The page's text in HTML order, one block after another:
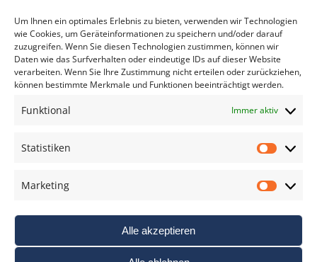
Um Ihnen ein optimales Erlebnis zu bieten, verwenden wir Technologien
wie Cookies, um Geräteinformationen zu speichern und/oder darauf
zuzugreifen. Wenn Sie diesen Technologien zustimmen, können wir
Daten wie das Surfverhalten oder eindeutige IDs auf dieser Website
verarbeiten. Wenn Sie Ihre Zustimmung nicht erteilen oder zurückziehen,
können bestimmte Merkmale und Funktionen beeinträchtigt werden.
Funktional Immer aktiv
Statistiken
Marketing
Alle akzeptieren
*